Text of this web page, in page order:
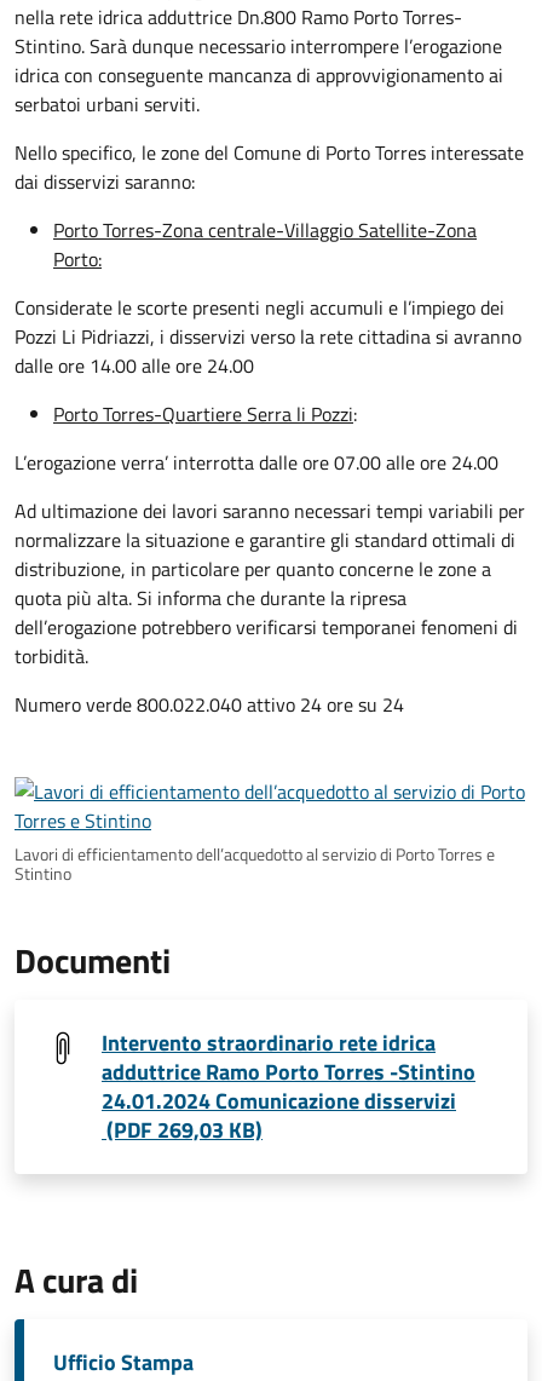
nella rete idrica adduttrice Dn.800 Ramo Porto Torres-
Stintino. Sarà dunque necessario interrompere l’erogazione
idrica con conseguente mancanza di approvvigionamento ai
serbatoi urbani serviti.
Nello specifico, le zone del Comune di Porto Torres interessate
dai disservizi saranno:
Porto Torres-Zona centrale-Villaggio Satellite-Zona
Porto:
Considerate le scorte presenti negli accumuli e l’impiego dei
Pozzi Li Pidriazzi, i disservizi verso la rete cittadina si avranno
dalle ore 14.00 alle ore 24.00
Porto Torres-Quartiere Serra li Pozzi:
L’erogazione verra’ interrotta dalle ore 07.00 alle ore 24.00
Ad ultimazione dei lavori saranno necessari tempi variabili per
normalizzare la situazione e garantire gli standard ottimali di
distribuzione, in particolare per quanto concerne le zone a
quota più alta. Si informa che durante la ripresa
dell’erogazione potrebbero verificarsi temporanei fenomeni di
torbidità.
Numero verde 800.022.040 attivo 24 ore su 24
Lavori di efficientamento dell’acquedotto al servizio di Porto Torres e
Stintino
Documenti
Intervento straordinario rete idrica
adduttrice Ramo Porto Torres -Stintino
24.01.2024 Comunicazione disservizi
(PDF 269,03 KB)
A cura di
Ufficio Stampa